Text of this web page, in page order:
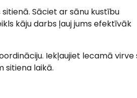
Sāciet ar sānu kustību
kāju darbs ļauj jums efektīvāk
Iekļaujiet lecamā virve
sitiena laikā.